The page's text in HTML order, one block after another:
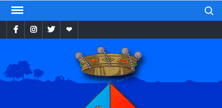
Skip
contentFacebookInstragram
TwitterEbando